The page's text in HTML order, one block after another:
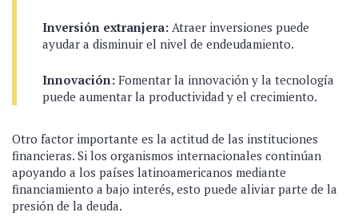
Inversión extranjera: Atraer inversiones puede
ayudar a disminuir el nivel de endeudamiento.
Innovación: Fomentar la innovación y la tecnología
puede aumentar la productividad y el crecimiento.
Otro factor importante es la actitud de las instituciones
financieras. Si los organismos internacionales continúan
apoyando a los países latinoamericanos mediante
financiamiento a bajo interés, esto puede aliviar parte de la
presión de la deuda.